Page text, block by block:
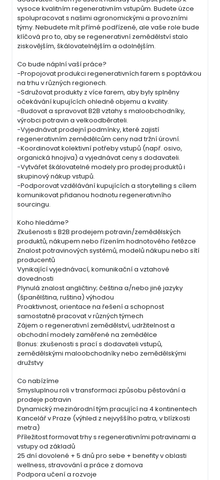
vysoce kvalitním regenerativním vstupům. Budete úzce
spolupracovat s našimi agronomickými a provozními
týmy. Nebudete mít přímé podřízené, ale vaše role bude
klíčová pro to, aby se regenerativní zemědělství stalo
ziskovějším, škálovatelnějším a odolnějším.
Co bude náplní vaší práce?
-Propojovat produkci regenerativních farem s poptávkou
na trhu v různých regionech.
-Sdružovat produkty z více farem, aby byly splněny
očekávání kupujících ohledně objemu a kvality.
-Budovat a spravovat B2B vztahy s maloobchodníky,
výrobci potravin a velkoodběrateli.
-Vyjednávat prodejní podmínky, které zajistí
regenerativním zemědělcům ceny nad tržní úrovní.
-Koordinovat kolektivní potřeby vstupů (např. osivo,
organická hnojiva) a vyjednávat ceny s dodavateli.
-Vytvářet škálovatelné modely pro prodej produktů i
skupinový nákup vstupů.
-Podporovat vzdělávání kupujících a storytelling s cílem
komunikovat přidanou hodnotu regenerativního
sourcingu.
Koho hledáme?
Zkušenosti s B2B prodejem potravin/zemědělských
produktů, nákupem nebo řízením hodnotového řetězce
Znalost potravinových systémů, modelů nákupu nebo sítí
producentů
Vynikající vyjednávací, komunikační a vztahové
dovednosti
Plynulá znalost angličtiny; čeština a/nebo jiné jazyky
(španělština, ruština) výhodou
Proaktivnost, orientace na řešení a schopnost
samostatně pracovat v různých týmech
Zájem o regenerativní zemědělství, udržitelnost a
obchodní modely zaměřené na zemědělce
Bonus: zkušenosti s prací s dodavateli vstupů,
zemědělskými maloobchodníky nebo zemědělskými
družstvy
Co nabízíme
Smysluplnou roli v transformaci způsobu pěstování a
prodeje potravin
Dynamický mezinárodní tým pracující na 4 kontinentech
Kancelář v Praze (výhled z nejvyššího patra, v blízkosti
metra)
Příležitost formovat trhy s regenerativními potravinami a
vstupy od základů
25 dní dovolené + 5 dnů pro sebe + benefity v oblasti
wellness, stravování a práce z domova
Podpora učení a rozvoje